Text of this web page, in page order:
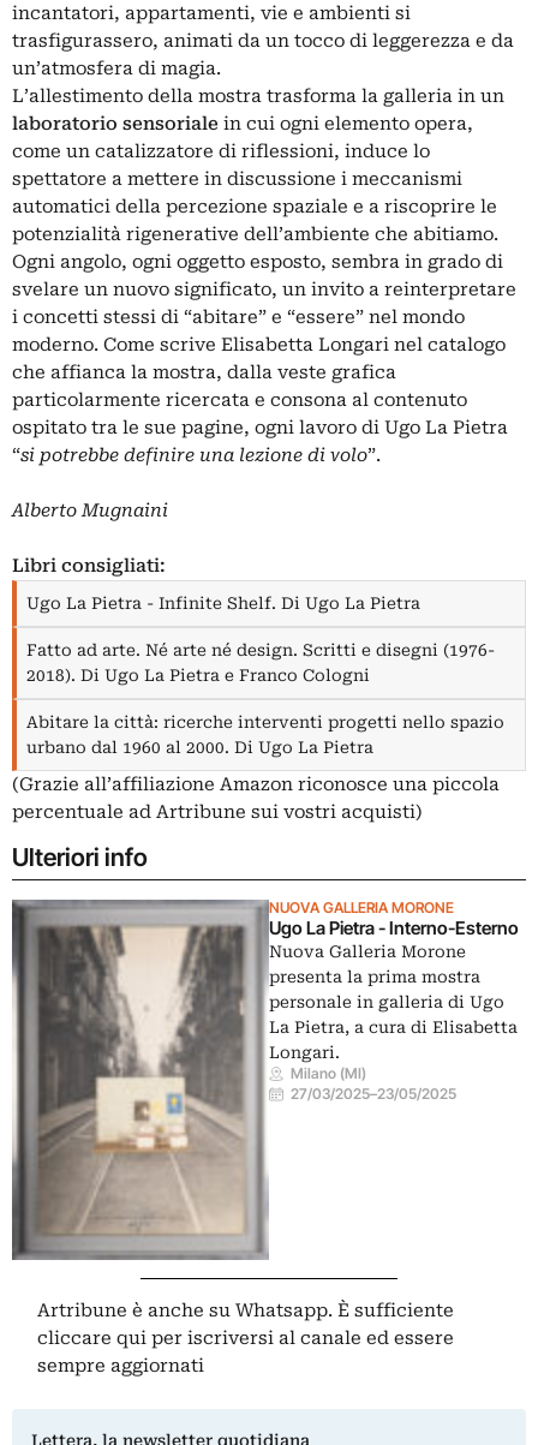
incantatori, appartamenti, vie e ambienti si
trasfigurassero, animati da un tocco di leggerezza e da
un’atmosfera di magia.
L’allestimento della mostra trasforma la galleria in un
laboratorio sensoriale in cui ogni elemento opera,
come un catalizzatore di riflessioni, induce lo
spettatore a mettere in discussione i meccanismi
automatici della percezione spaziale e a riscoprire le
potenzialità rigenerative dell’ambiente che abitiamo.
Ogni angolo, ogni oggetto esposto, sembra in grado di
svelare un nuovo significato, un invito a reinterpretare
i concetti stessi di “abitare” e “essere” nel mondo
moderno. Come scrive Elisabetta Longari nel catalogo
che affianca la mostra, dalla veste grafica
particolarmente ricercata e consona al contenuto
ospitato tra le sue pagine, ogni lavoro di Ugo La Pietra
“si potrebbe definire una lezione di volo”.
Alberto Mugnaini
Libri consigliati:
Ugo La Pietra - Infinite Shelf. Di Ugo La Pietra
Fatto ad arte. Né arte né design. Scritti e disegni (1976-
2018). Di Ugo La Pietra e Franco Cologni
Abitare la città: ricerche interventi progetti nello spazio
urbano dal 1960 al 2000. Di Ugo La Pietra
(Grazie all’affiliazione Amazon riconosce una piccola
percentuale ad Artribune sui vostri acquisti)
Ulteriori info
NUOVA GALLERIA MORONE
Ugo La Pietra - Interno-Esterno
Nuova Galleria Morone
presenta la prima mostra
personale in galleria di Ugo
La Pietra, a cura di Elisabetta
Longari.
Milano (MI)
27/03/2025–23/05/2025
Artribune è anche su Whatsapp. È sufficiente
cliccare qui per iscriversi al canale ed essere
sempre aggiornati
Lettera, la newsletter quotidiana